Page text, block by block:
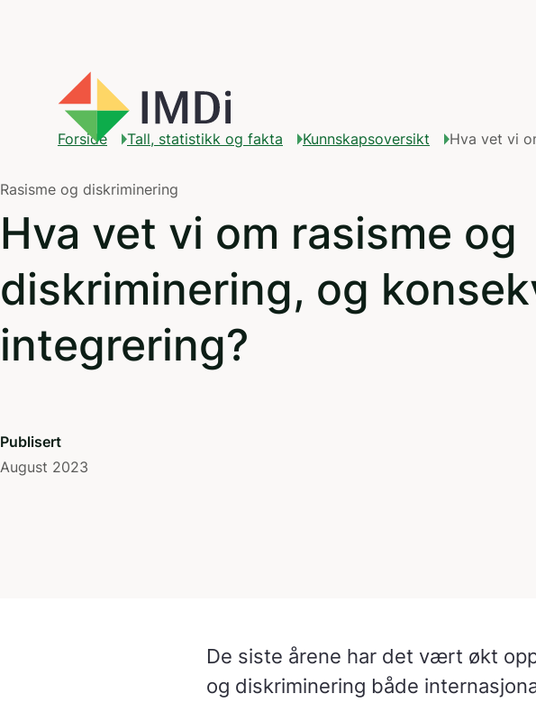
Forside Tall, statistikk og fakta Kunnskapsoversikt Hva vet vi
Rasisme og diskriminering
Hva vet vi om rasisme og
diskriminering, og
integrering?
Publisert
August 2023
De siste årene har det vært økt
og diskriminering både